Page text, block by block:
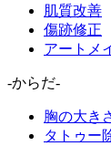
肌質改善
傷跡修正
アートメ
-からだ-
胸の大き
タトゥー